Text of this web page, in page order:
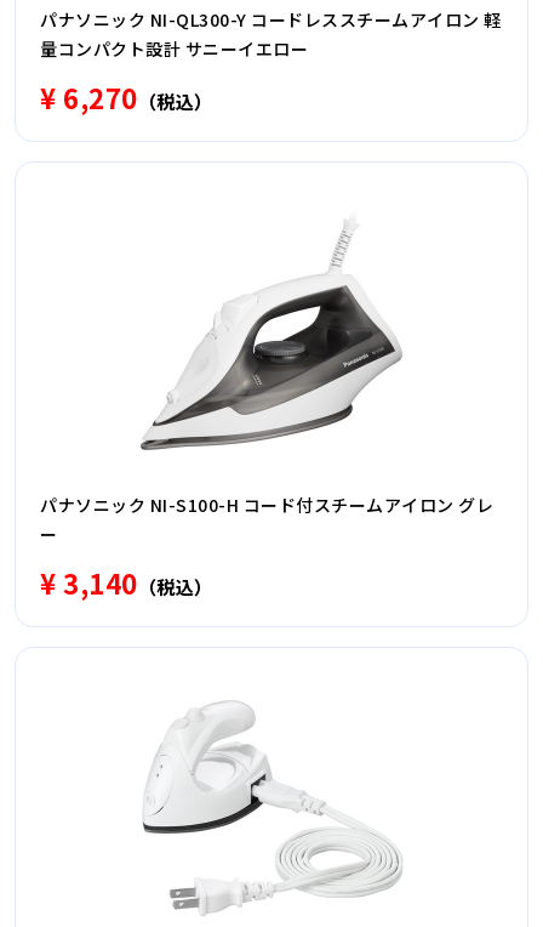
パナソニック NI-QL300-Y コードレススチームアイロン 軽
量コンパクト設計 サニーイエロー
¥ 6,270 （税込）
パナソニック NI-S100-H コード付スチームアイロン グレ
ー
¥ 3,140 （税込）